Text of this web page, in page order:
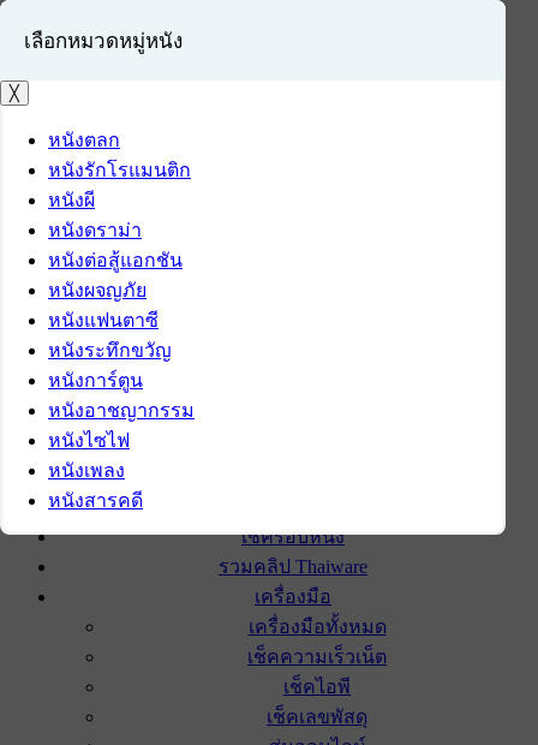
เข้าสู่ระบบ
สมัครสมาชิก
เช็ครอบหนัง
รวมคลิป Thaiware
เครื่องมือ
เครื่องมือทั้งหมด
เช็คความเร็วเน็ต
เช็คไอพี
เช็คเลขพัสดุ
เลือกหมวดหมู่หนัง
╳
หนังตลก
หนังรักโรแมนติก
หนังผี
หนังดราม่า
หนังต่อสู้แอกชัน
หนังผจญภัย
หนังแฟนตาซี
หนังระทึกขวัญ
หนังการ์ตูน
หนังอาชญากรรม
หนังไซไฟ
หนังเพลง
หนังสารคดี